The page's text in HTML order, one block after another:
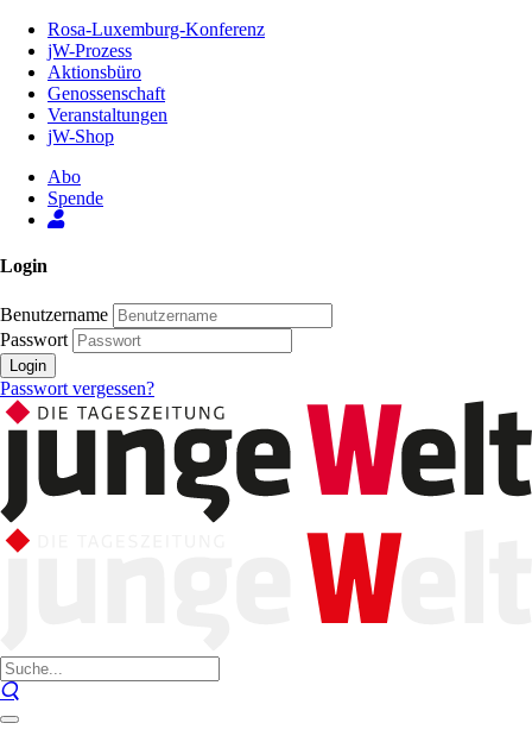
Inhalt
Seite
Rosa-Luxemburg-Konferenz
jW-Prozess
Aktionsbüro
Genossenschaft
Veranstaltungen
jW-Shop
Abo
Spende
Login
Benutzername
Passwort
Login
Passwort vergessen?